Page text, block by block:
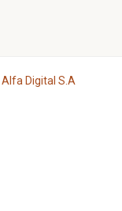
Alfa Digital S.A